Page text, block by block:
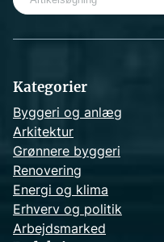
Kategorier
Byggeri og anlæg
Arkitektur
Grønnere byggeri
Renovering
Energi og klima
Erhverv og politik
Arbejdsmarked